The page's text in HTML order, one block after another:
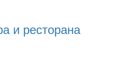
и ресторана